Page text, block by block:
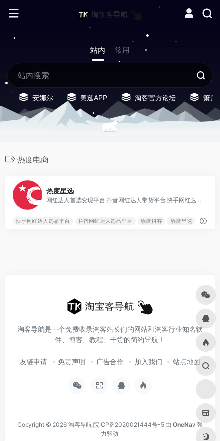
站内 常用
安娜尔 美逛APP 淘客官方论坛 箫启
热度电商
热度星选
网红达人首选变现平台,抖音网红达人带货平台,快手网红达人带货平台！
快手网红达人选品平台 抖音网红达人选品平台 热度抖客 热度星选
淘客导航是一个免费收录淘客站长们的网站和淘客行业知名软
件、博客、教程、干货的简约导航！
友链申请 免责声明 广告合作 加入我们 站点地图
Copyright © 2026 淘客导航 皖ICP备2020021444号-5 由 OneNav 强
力驱动